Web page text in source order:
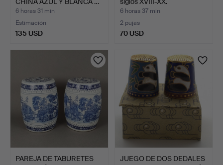
6 horas 31 min
Estimación
135 USD
6 horas 37 min
2 pujas
70 USD
PAREJA DE TABURETES
JUEGO DE DOS DEDALES